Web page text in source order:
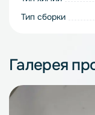
Тип сборки
Галерея